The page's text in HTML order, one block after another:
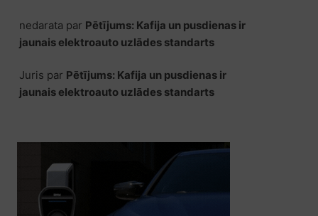
nedarata par Pētījums: Kafija un pusdienas ir
jaunais elektroauto uzlādes standarts
Juris par Pētījums: Kafija un pusdienas ir
jaunais elektroauto uzlādes standarts